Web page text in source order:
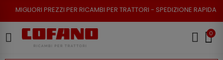
PER RICAMBI PER TRATTORI - SPEDIZIONE RAPIDA - RESO
0